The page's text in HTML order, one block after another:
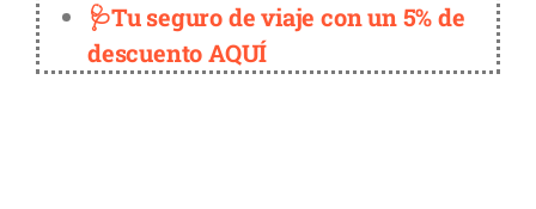
🩺Tu seguro de viaje con un 5% de
descuento AQUÍ